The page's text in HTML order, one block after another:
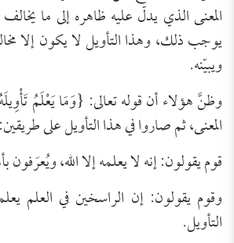
المعنى الذي يدلّ عليه ظاهره إلى ما
يوجب ذلك، وهذا التأويل لا يكون إلا
ويبيّنه.
وظنَّ هؤلاء أن قوله تعالى: {وَمَا يَعْلَمُ
المعنى، ثم صاروا في هذا التأويل على طريقين:
قوم يقولون: إنه لا يعلمه إلا الله،
وقوم يقولون: إن الراسخين في العلم
التأويل.